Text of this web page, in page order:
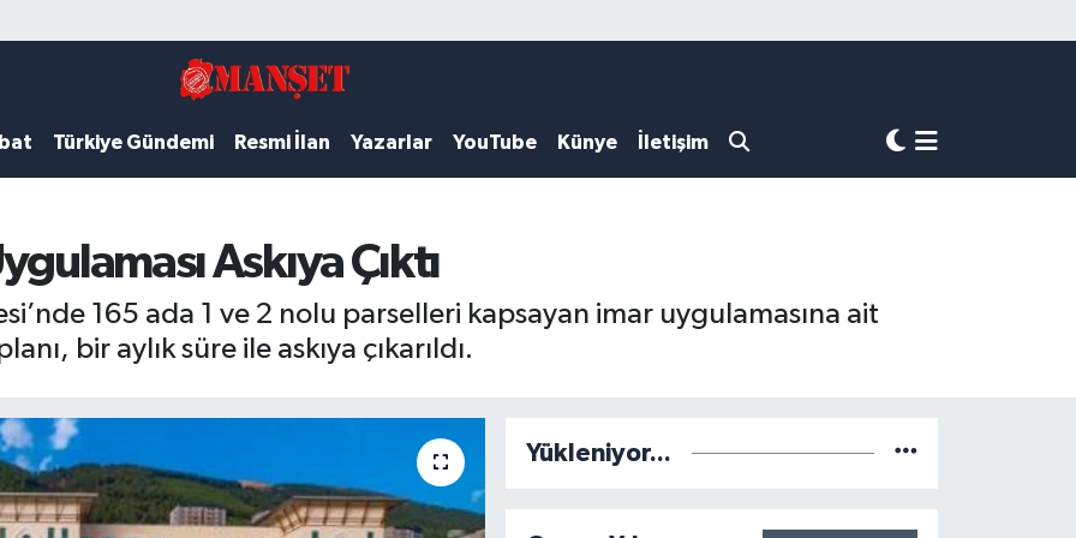
Türkiye Gündemi Resmi İlan Yazarlar YouTube Künye İletişim
Askıya Çıktı
165 ada 1 ve 2 nolu parselleri kapsayan imar uygulamasına ait
bir aylık süre ile askıya çıkarıldı.
Yükleniyor...